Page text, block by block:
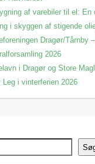
af varebiler til el: En
i skyggen af stigende
Dragør/Tårnby
2026
i Dragør og Store
Leg i vinterferien 2026